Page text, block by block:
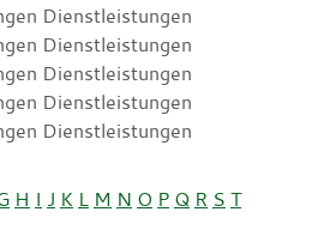
Dienstleistungen
Dienstleistungen
Dienstleistungen
Dienstleistungen
Dienstleistungen
H I J K L M N O P Q R S T